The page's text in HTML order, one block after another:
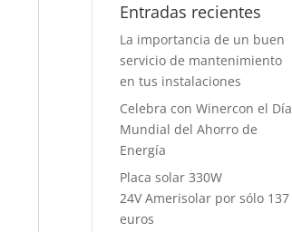
Entradas recientes
La importancia de un buen
servicio de mantenimiento
en tus instalaciones
Celebra con Winercon el Día
Mundial del Ahorro de
Energía
Placa solar 330W
24V Amerisolar por sólo 137
euros